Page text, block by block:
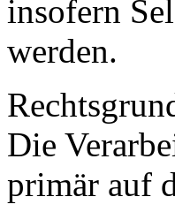
insofern
werden.
Die
primär auf